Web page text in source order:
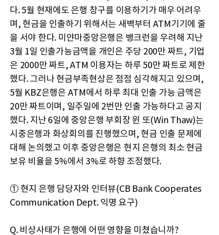
다. 5월 현재에도 은행 창구를 이용하기가 매우 어려우
며, 현금을 인출하기 위해서는 새벽부터 ATM기기에 줄
을 서야 한다. 미얀마중앙은행은 뱅크런을 우려해 지난
3월 1일 인출가능금액을 개인은 주당 200만 짜트, 기업
은 2000만 짜트, ATM 이용자는 하루 50만 짜트로 제한
했다. 그러나 현금부족현상은 점점 심각해지고 있으며,
5월 KBZ은행은 ATM에서 하루 최대 인출 가능 금액은
20만 짜트이며, 일주일에 2번만 인출 가능하다고 공지
했다. 지난 6일에 중앙은행 부회장 윈 또(Win Thaw)는
시중은행과 화상회의를 진행했으며, 현금 인출 문제에
대해 논의했고 이후 중앙은행은 현지 은행의 최소 현금
보유 비율을 5%에서 3%로 하향 조정했다.
① 현지 은행 담당자와 인터뷰(CB Bank Cooperates
Communication Dept. 익명 요구)
Q. 비상사태가 은행에 어떤 영향을 미쳤습니까?